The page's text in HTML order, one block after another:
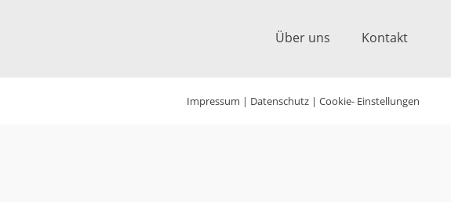
Über uns Kontakt
Impressum | Datenschutz | Cookie- Einstellungen